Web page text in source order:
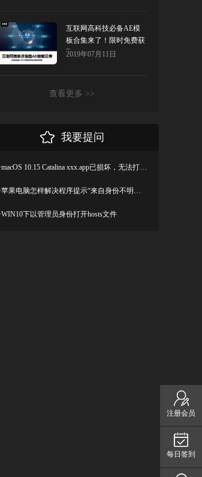
互联网高科技必备AE模
板合集来了！限时免费获
取！
2019年07月11日
查看更多 >>
我要提问
>macOS 10.15 Catalina xxx.app已损坏，无法打开，你应该将它移到废纸篓解决方法
>苹果电脑怎样解决程序提示“来自身份不明开发者”及设置显示出“允许任何来源”
下以管理员身份打开hosts文件
注册会员
每日签到